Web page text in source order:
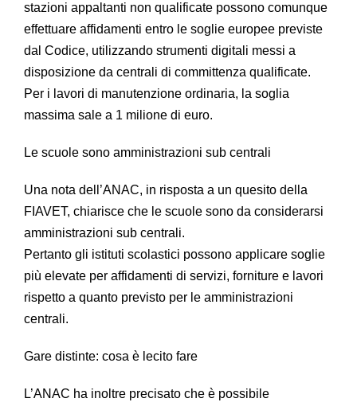
stazioni appaltanti non qualificate possono comunque
effettuare affidamenti entro le soglie europee previste
dal Codice, utilizzando strumenti digitali messi a
disposizione da centrali di committenza qualificate.
Per i lavori di manutenzione ordinaria, la soglia
massima sale a 1 milione di euro.
Le scuole sono amministrazioni sub centrali
Una nota dell’ANAC, in risposta a un quesito della
FIAVET, chiarisce che le scuole sono da considerarsi
amministrazioni sub centrali.
Pertanto gli istituti scolastici possono applicare soglie
più elevate per affidamenti di servizi, forniture e lavori
rispetto a quanto previsto per le amministrazioni
centrali.
Gare distinte: cosa è lecito fare
L’ANAC ha inoltre precisato che è possibile